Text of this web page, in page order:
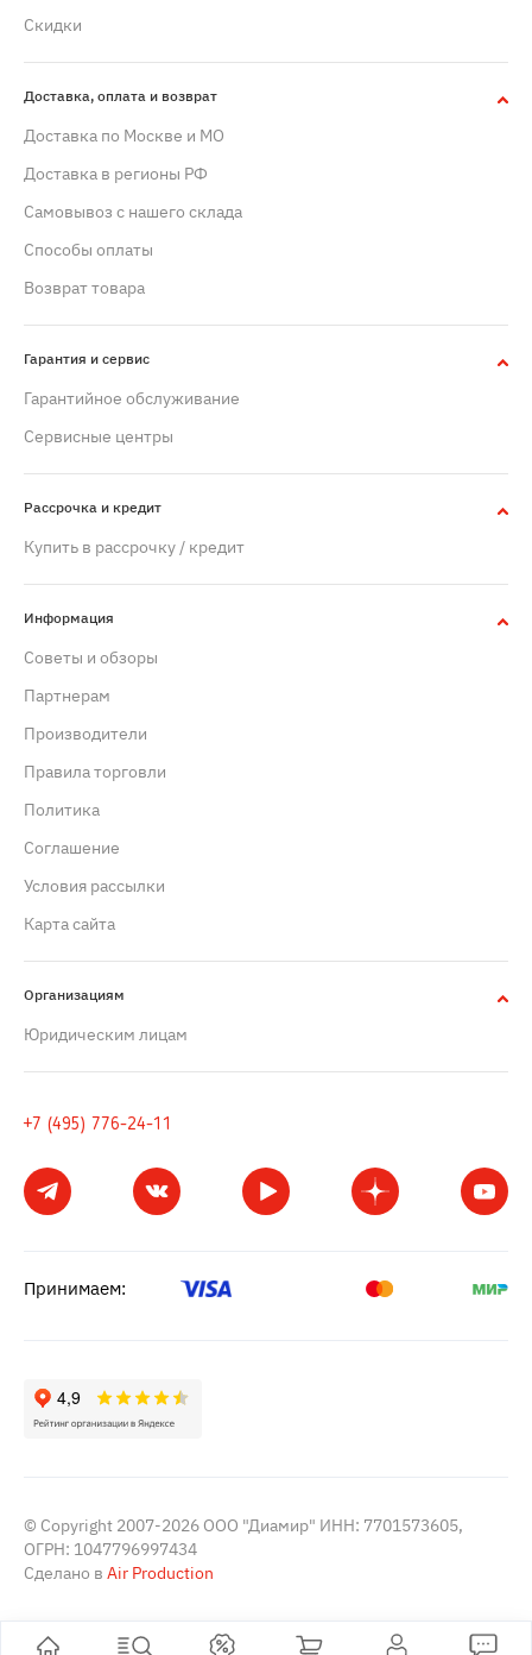
Скидки
Доставка, оплата и возврат
Доставка по Москве и МО
Доставка в регионы РФ
Самовывоз с нашего склада
Способы оплаты
Возврат товара
Гарантия и сервис
Гарантийное обслуживание
Сервисные центры
Рассрочка и кредит
Купить в рассрочку / кредит
Информация
Советы и обзоры
Партнерам
Производители
Правила торговли
Политика
Cоглашение
Условия рассылки
Карта сайта
Организациям
Юридическим лицам
+7 (495) 776-24-11
Принимаем:
© Copyright 2007-2026 ООО "Диамир" ИНН: 7701573605,
ОГРН: 1047796997434
Сделано в Air Production